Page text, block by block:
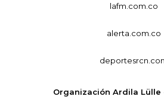
lafm.com.co
alerta.com.co
Organización Ardila Lülle